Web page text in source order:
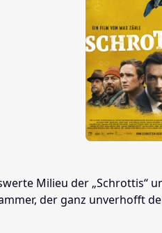
Milieu der
der ganz unverhofft